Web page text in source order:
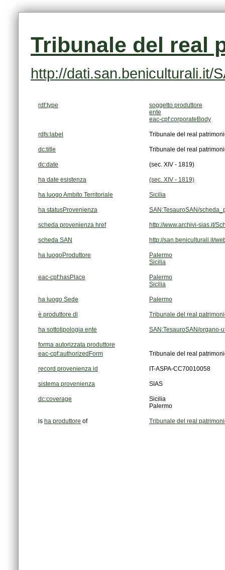
Tribunale del real
http://dati.san.beniculturali.it/
rdf:type
soggetto produttore
ente
eac-cpf:corporateBody
rdfs:label Tribunale del real
dc:title Tribunale del real
dc:date (sec. XIV - 1819)
ha date esistenza (sec. XIV - 1819)
ha luogo Ambito Territoriale Sicilia
ha statusProvenienza SAN:TesauroSAN/
scheda provenienza href http://www.archivi-sias.it/
scheda SAN http://san.beniculturali.it/
ha luogoProduttore
Palermo
Sicilia
eac-cpf:hasPlace
Palermo
Sicilia
ha luogo Sede Palermo
è produttore di Tribunale del real
ha sottotipologia ente SAN:TesauroSAN/organo-
forma autorizzata produttore
eac-cpf:authorizedForm
Tribunale del real
record provenienza id IT-ASPA-CC70010058
sistema provenienza SIAS
dc:coverage
Sicilia
Palermo
is ha produttore of Tribunale del real